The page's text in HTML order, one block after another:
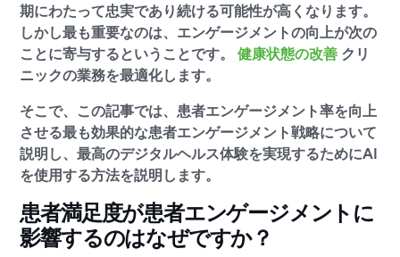
期にわたって忠実であり続ける可能性が高くなります。
しかし最も重要なのは、エンゲージメントの向上が次の
ことに寄与するということです。
健康状態の改善 クリ
ニックの業務を最適化します。
そこで、この記事では、患者エンゲージメント率を向上
させる最も効果的な患者エンゲージメント戦略について
説明し、最高のデジタルヘルス体験を実現するためにAI
を使用する方法を説明します。
患者満足度が患者エンゲージメントに
影響するのはなぜですか？